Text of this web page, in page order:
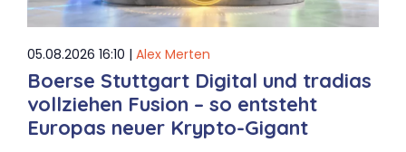
05.08.2026 16:10 | Alex Merten
Boerse Stuttgart Digital und tradias
vollziehen Fusion – so entsteht
Europas neuer Krypto-Gigant